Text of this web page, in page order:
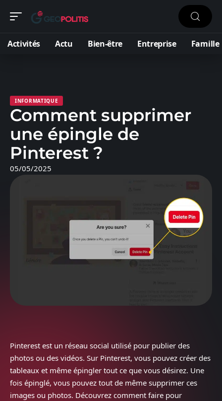
Activités Actu Bien-être Entreprise Famille
INFORMATIQUE
Comment supprimer
une épingle de
Pinterest ?
05/05/2025
Pinterest est un réseau social utilisé pour publier des
photos ou des vidéos. Sur Pinterest, vous pouvez créer des
tableaux et même épingler tout ce que vous désirez. Une
fois épinglé, vous pouvez tout de même supprimer ces
images ou photos. Découvrez comment faire pour